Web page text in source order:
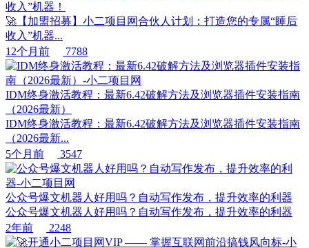
收入”机器！
🚀【加盟招募】小二项目网合伙人计划：打造您的专属“睡后
收入”机器...
12个月前
7788
IDM终身激活教程：最新6.42破解方法及浏览器插件安装指南
（2026最新）
IDM终身激活教程：最新6.42破解方法及浏览器插件安装指南
（2026最新...
5个月前
3547
公众号爆文机器人好用吗？自动写作发布，提升效率的利器
公众号爆文机器人好用吗？自动写作发布，提升效率的利器
2年前
2248